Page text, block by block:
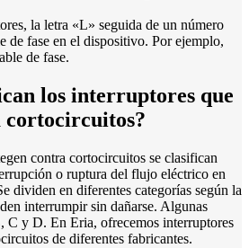
la letra «L» seguida de un número
de fase en el dispositivo. Por ejemplo,
de fase.
los interruptores que
cortocircuitos?
contra cortocircuitos se clasifican
o ruptura del flujo eléctrico en
dividen en diferentes categorías según la
interrumpir sin dañarse. Algunas
C y D. En Eria, ofrecemos interruptores
de diferentes fabricantes.